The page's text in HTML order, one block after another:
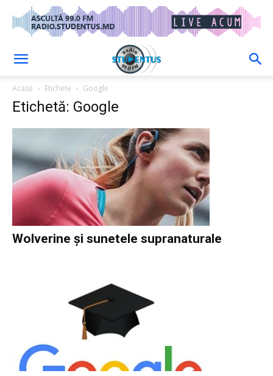
Acasă Etichete Google
Etichetă: Google
Wolverine și sunetele supranaturale